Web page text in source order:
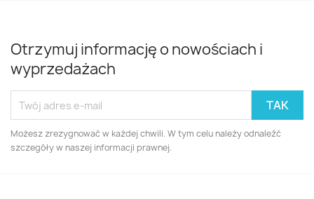
Otrzymuj informację o nowościach i
wyprzedażach
Możesz zrezygnować w każdej chwili. W tym celu należy odnaleźć
szczegóły w naszej informacji prawnej.